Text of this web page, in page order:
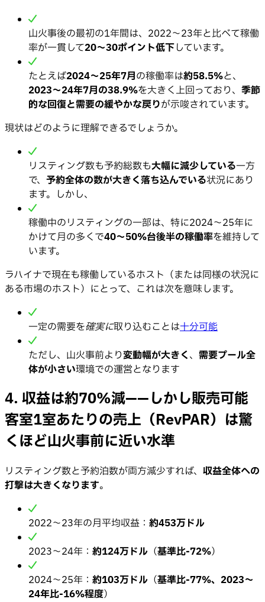
山火事後の最初の1年間は、2022〜23年と比べて稼働
率が一貫して20〜30ポイント低下しています。
たとえば2024〜25年7月の稼働率は約58.5%と、
2023〜24年7月の38.9%を大きく上回っており、 季節
的な回復と需要の緩やかな戻りが示唆されています。
現状はどのように理解できるでしょうか。
リスティング数も予約総数も大幅に減少している一方
で、 予約全体の数が大きく落ち込んでいる状況にあり
ます。しかし、
稼働中のリスティングの一部は、特に2024〜25年に
かけて月の多くで40〜50%台後半の稼働率を維持して
います。
ラハイナで現在も稼働しているホスト（または同様の状況に
ある市場のホスト）にとって、これは次を意味します。
一定の需要を確実に取り込むことは十分可能
ただし、山火事前より変動幅が大きく、 需要プール全
体が小さい環境での運営となります
4. 収益は約70%減——しかし販売可能
客室1室あたりの売上（RevPAR）は驚
くほど山火事前に近い水準
リスティング数と予約泊数が両方減少すれば、 収益全体への
打撃は大きくなります。
2022〜23年の月平均収益： 約453万ドル
2023〜24年： 約124万ドル （基準比-72%）
2024〜25年： 約103万ドル （基準比-77%、2023〜
24年比-16%程度）